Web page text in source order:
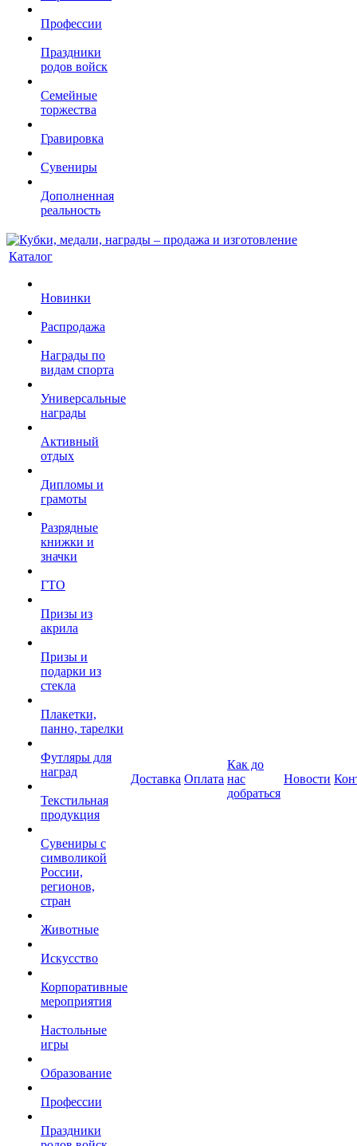
Профессии
Праздники
родов войск
Семейные
торжества
Гравировка
Сувениры
Дополненная
реальность
Каталог
Новинки
Распродажа
Награды по
видам спорта
Универсальные
награды
Активный
отдых
Дипломы и
грамоты
Разрядные
книжки и
значки
ГТО
Призы из
акрила
Призы и
подарки из
стекла
Плакетки,
панно, тарелки
Футляры для
наград
Текстильная
продукция
Сувениры с
символикой
России,
регионов,
стран
Животные
Искусство
Корпоративные
мероприятия
Настольные
игры
Образование
Профессии
Праздники
Доставка Оплата
Как до
нас
добраться
Новости